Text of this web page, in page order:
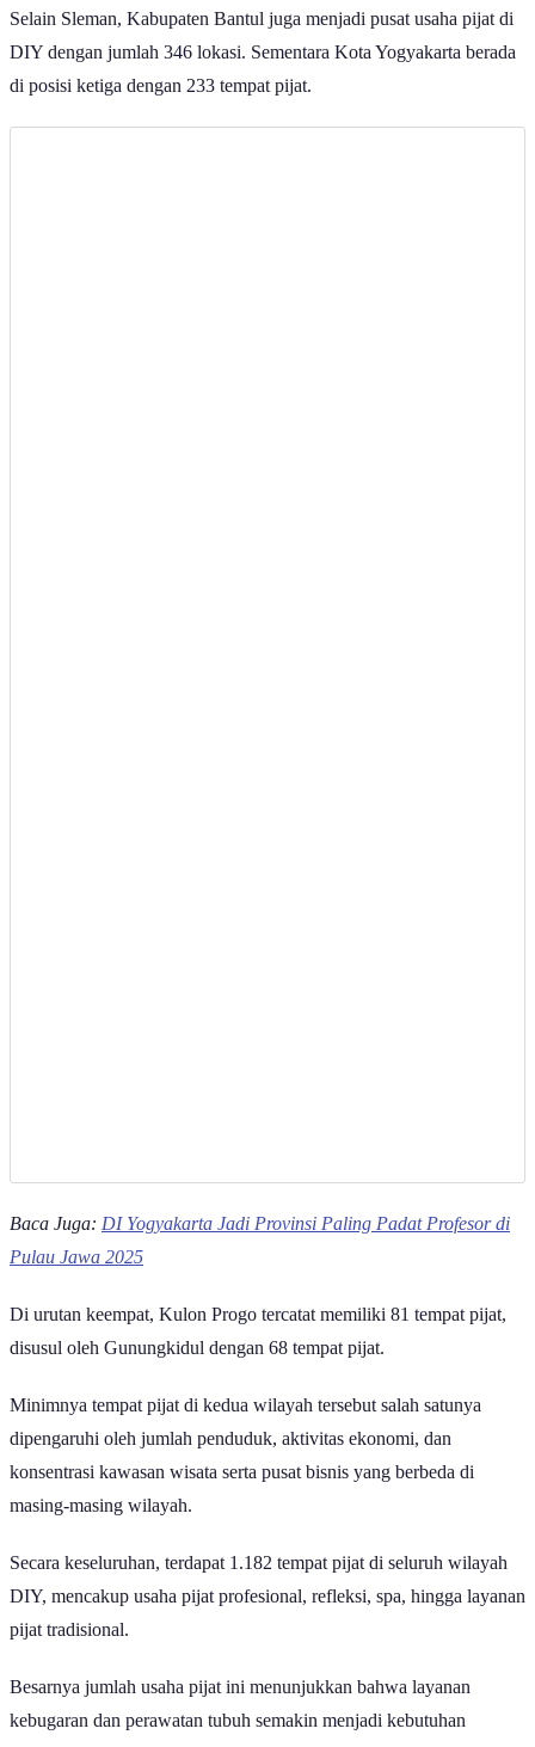
Selain Sleman, Kabupaten Bantul juga menjadi pusat usaha pijat di
DIY dengan jumlah 346 lokasi. Sementara Kota Yogyakarta berada
di posisi ketiga dengan 233 tempat pijat.
Baca Juga: DI Yogyakarta Jadi Provinsi Paling Padat Profesor di
Pulau Jawa 2025
Di urutan keempat, Kulon Progo tercatat memiliki 81 tempat pijat,
disusul oleh Gunungkidul dengan 68 tempat pijat.
Minimnya tempat pijat di kedua wilayah tersebut salah satunya
dipengaruhi oleh jumlah penduduk, aktivitas ekonomi, dan
konsentrasi kawasan wisata serta pusat bisnis yang berbeda di
masing-masing wilayah.
Secara keseluruhan, terdapat 1.182 tempat pijat di seluruh wilayah
DIY, mencakup usaha pijat profesional, refleksi, spa, hingga layanan
pijat tradisional.
Besarnya jumlah usaha pijat ini menunjukkan bahwa layanan
kebugaran dan perawatan tubuh semakin menjadi kebutuhan